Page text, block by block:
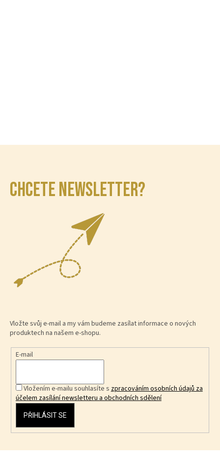
CHCETE NEWSLETTER?
Vložte svůj e-mail a my vám budeme zasílat informace o nových
produktech na našem e-shopu.
E-mail
Vložením e-mailu souhlasíte s zpracováním osobních údajů za
účelem zasílání newsletteru a obchodních sdělení
PŘIHLÁSIT SE